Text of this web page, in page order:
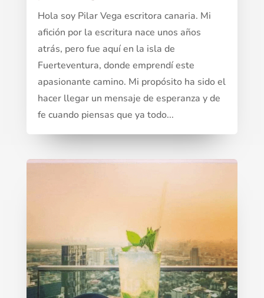
Hola soy Pilar Vega escritora canaria. Mi
afición por la escritura nace unos años
atrás, pero fue aquí en la isla de
Fuerteventura, donde emprendí este
apasionante camino. Mi propósito ha sido el
hacer llegar un mensaje de esperanza y de
fe cuando piensas que ya todo...